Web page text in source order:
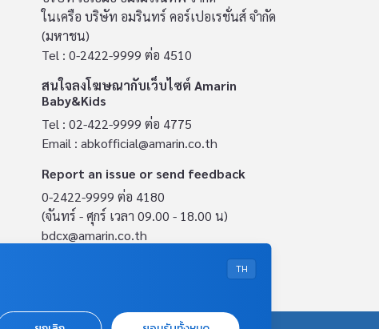
ในเครือ บริษัท อมรินทร์ คอร์เปอเรชั่นส์ จำกัด
(มหาชน)
Tel : 0-2422-9999 ต่อ 4510
สนใจลงโฆษณากับเว็บไซต์ Amarin
Baby&Kids
Tel : 02-422-9999 ต่อ 4775
Email : abkofficial@amarin.co.th
Report an issue or send feedback
0-2422-9999 ต่อ 4180
(จันทร์ - ศุกร์ เวลา 09.00 - 18.00 น)
bdcx@amarin.co.th
TH